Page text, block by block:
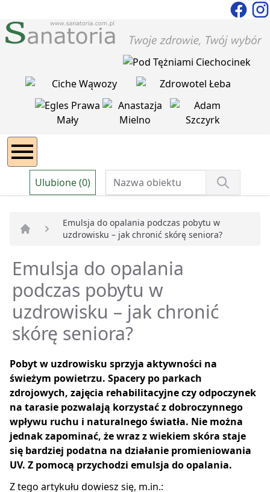
Ulubione (0)
Strona główna
Emulsja do opalania podczas pobytu w
uzdrowisku – jak chronić skórę seniora?
Emulsja do opalania
podczas pobytu w
uzdrowisku – jak chronić
skórę seniora?
Pobyt w uzdrowisku sprzyja aktywności na
świeżym powietrzu. Spacery po parkach
zdrojowych, zajęcia rehabilitacyjne czy odpoczynek
na tarasie pozwalają korzystać z dobroczynnego
wpływu ruchu i naturalnego światła. Nie można
jednak zapominać, że wraz z wiekiem skóra staje
się bardziej podatna na działanie promieniowania
UV. Z pomocą przychodzi emulsja do opalania.
Z tego artykułu dowiesz się, m.in.: